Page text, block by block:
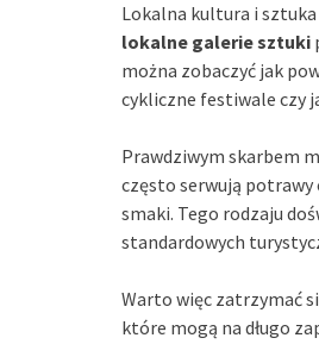
Lokalna kultura i
lokalne galerie sztuki
można zobaczyć jak
cykliczne festiwale czy
Prawdziwym skarbem
często serwują
smaki. Tego rodzaju
standardowych
Warto więc zatrzymać
które mogą na długo